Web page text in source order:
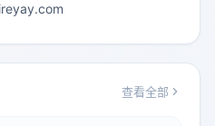
查看全部